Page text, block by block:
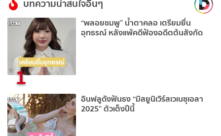
บทความน่าสนใจอื่นๆ
1
“พลอยชมพู” น้ำตาคลอ เตรียมยื่น
อุทธรณ์ หลังแพ้คดีฟ้องอดีตต้นสังกัด
อินฟลูดังฟันธง “มิสยูนิเวิร์สเวเนซุเอลา
2025” ตัวเต็งปีนี้